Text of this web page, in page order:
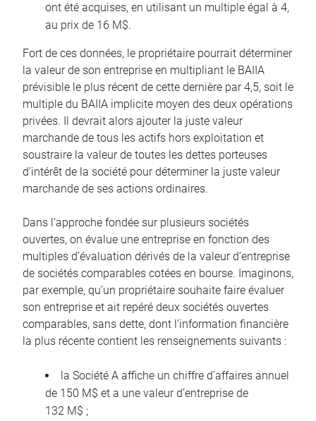
ont été acquises, en utilisant un multiple égal à 4,
au prix de 16 M$.
Fort de ces données, le propriétaire pourrait déterminer
la valeur de son entreprise en multipliant le BAIIA
prévisible le plus récent de cette dernière par 4,5, soit le
multiple du BAIIA implicite moyen des deux opérations
privées. Il devrait alors ajouter la juste valeur
marchande de tous les actifs hors exploitation et
soustraire la valeur de toutes les dettes porteuses
d’intérêt de la société pour déterminer la juste valeur
marchande de ses actions ordinaires.
Dans l’approche fondée sur plusieurs sociétés
ouvertes, on évalue une entreprise en fonction des
multiples d’évaluation dérivés de la valeur d’entreprise
de sociétés comparables cotées en bourse. Imaginons,
par exemple, qu’un propriétaire souhaite faire évaluer
son entreprise et ait repéré deux sociétés ouvertes
comparables, sans dette, dont l’information financière
la plus récente contient les renseignements suivants :
la Société A affiche un chiffre d’affaires annuel
de 150 M$ et a une valeur d’entreprise de
132 M$ ;